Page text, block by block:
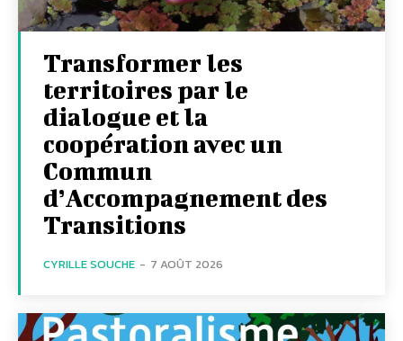
Transformer les
territoires par le
dialogue et la
coopération avec un
Commun
d’Accompagnement des
Transitions
CYRILLE SOUCHE - 7 AOÛT 2026